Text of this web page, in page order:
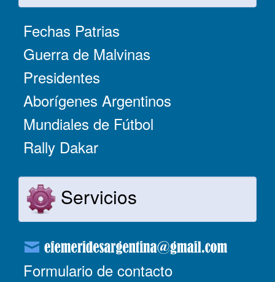
Fechas Patrias
Guerra de Malvinas
Presidentes
Aborígenes Argentinos
Mundiales de Fútbol
Rally Dakar
Servicios
Formulario de contacto